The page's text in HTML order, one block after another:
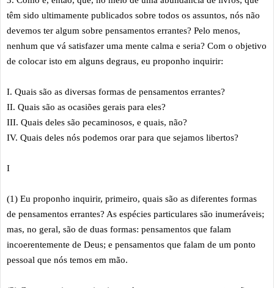
têm sido ultimamente publicados sobre todos os assuntos, nós não
devemos ter algum sobre pensamentos errantes? Pelo menos,
nenhum que vá satisfazer uma mente calma e seria? Com o objetivo
de colocar isto em alguns degraus, eu proponho inquirir:
I. Quais são as diversas formas de pensamentos errantes?
II. Quais são as ocasiões gerais para eles?
III. Quais deles são pecaminosos, e quais, não?
IV. Quais deles nós podemos orar para que sejamos libertos?
I
(1) Eu proponho inquirir, primeiro, quais são as diferentes formas
de pensamentos errantes? As espécies particulares são inumeráveis;
mas, no geral, são de duas formas: pensamentos que falam
incoerentemente de Deus; e pensamentos que falam de um ponto
pessoal que nós temos em mão.